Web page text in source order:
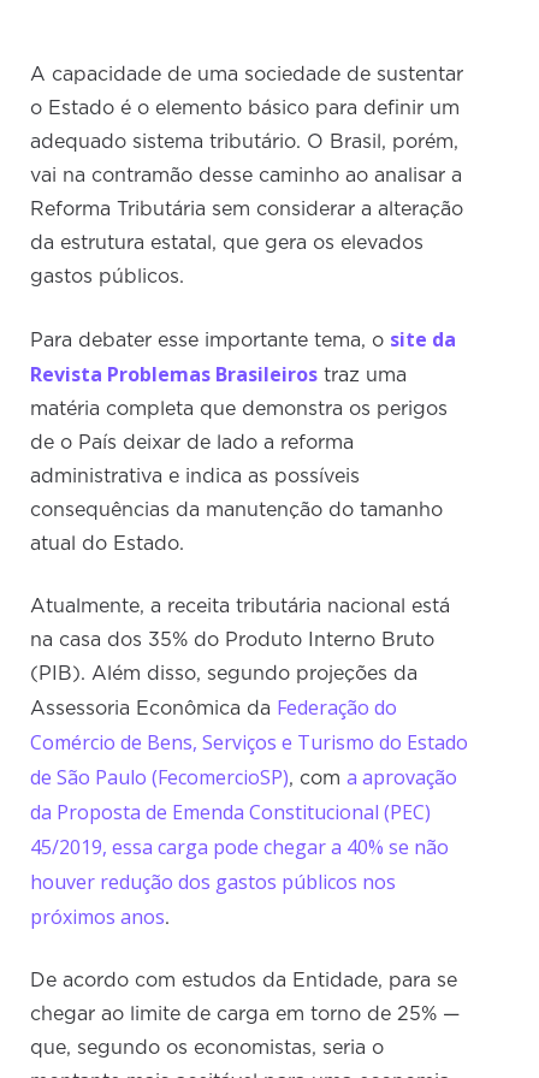
A capacidade de uma sociedade de sustentar
o Estado é o elemento básico para definir um
adequado sistema tributário. O Brasil, porém,
vai na contramão desse caminho ao analisar a
Reforma Tributária sem considerar a alteração
da estrutura estatal, que gera os elevados
gastos públicos.
Para debater esse importante tema, o site da
Revista Problemas Brasileiros traz uma
matéria completa que demonstra os perigos
de o País deixar de lado a reforma
administrativa e indica as possíveis
consequências da manutenção do tamanho
atual do Estado.
Atualmente, a receita tributária nacional está
na casa dos 35% do Produto Interno Bruto
(PIB). Além disso, segundo projeções da
Assessoria Econômica da Federação do
Comércio de Bens, Serviços e Turismo do Estado
de São Paulo (FecomercioSP), coma aprovação
da Proposta de Emenda Constitucional (PEC)
45/2019, essa carga pode chegar a 40% se não
houver redução dos gastos públicos nos
próximos anos.
De acordo com estudos da Entidade, para se
chegar ao limite de carga em torno de 25% —
que, segundo os economistas, seria o